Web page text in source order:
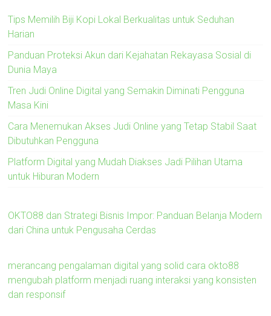
Tips Memilih Biji Kopi Lokal Berkualitas untuk Seduhan
Harian
Panduan Proteksi Akun dari Kejahatan Rekayasa Sosial di
Dunia Maya
Tren Judi Online Digital yang Semakin Diminati Pengguna
Masa Kini
Cara Menemukan Akses Judi Online yang Tetap Stabil Saat
Dibutuhkan Pengguna
Platform Digital yang Mudah Diakses Jadi Pilihan Utama
untuk Hiburan Modern
OKTO88 dan Strategi Bisnis Impor: Panduan Belanja Modern
dari China untuk Pengusaha Cerdas
merancang pengalaman digital yang solid cara okto88
mengubah platform menjadi ruang interaksi yang konsisten
dan responsif